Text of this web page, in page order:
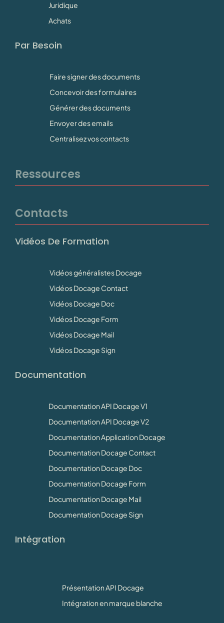
Juridique
Achats
Par Besoin
Faire signer des documents
Concevoir des formulaires
Générer des documents
Envoyer des emails
Centralisez vos contacts
Ressources
Contacts
Vidéos De Formation
Vidéos généralistes Docage
Vidéos Docage Contact
Vidéos Docage Doc
Vidéos Docage Form
Vidéos Docage Mail
Vidéos Docage Sign
Documentation
Documentation API Docage V1
Documentation API Docage V2
Documentation Application Docage
Documentation Docage Contact
Documentation Docage Doc
Documentation Docage Form
Documentation Docage Mail
Documentation Docage Sign
Intégration
Présentation API Docage
Intégration en marque blanche